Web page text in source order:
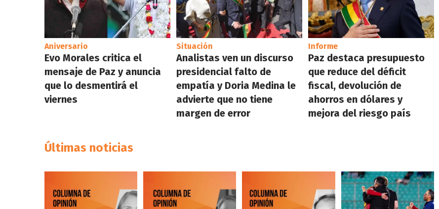
Aniversario
Evo Morales critica el
mensaje de Paz y anuncia
que lo desmentirá el
viernes
Situación
Analistas ven un discurso
presidencial falto de
empatía y Doria Medina le
advierte que no tiene
margen de error
Informe
Paz destaca presupuesto
que reduce del déficit
fiscal, devolución de
ahorros en dólares y
mejora del riesgo país
Últimas noticias